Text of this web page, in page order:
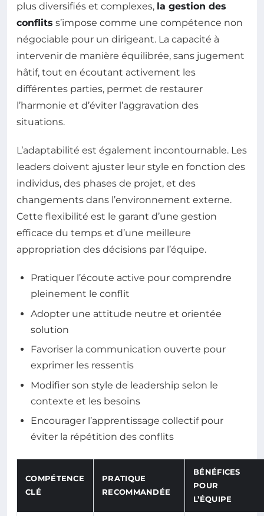
plus diversifiés et complexes, la gestion des
conflits s’impose comme une compétence non
négociable pour un dirigeant. La capacité à
intervenir de manière équilibrée, sans jugement
hâtif, tout en écoutant activement les
différentes parties, permet de restaurer
l’harmonie et d’éviter l’aggravation des
situations.
L’adaptabilité est également incontournable. Les
leaders doivent ajuster leur style en fonction des
individus, des phases de projet, et des
changements dans l’environnement externe.
Cette flexibilité est le garant d’une gestion
efficace du temps et d’une meilleure
appropriation des décisions par l’équipe.
Pratiquer l’écoute active pour comprendre
pleinement le conflit
Adopter une attitude neutre et orientée
solution
Favoriser la communication ouverte pour
exprimer les ressentis
Modifier son style de leadership selon le
contexte et les besoins
Encourager l’apprentissage collectif pour
éviter la répétition des conflits
COMPÉTENCE
CLÉ
PRATIQUE
RECOMMANDÉE
BÉNÉFICES
POUR
L’ÉQUIPE